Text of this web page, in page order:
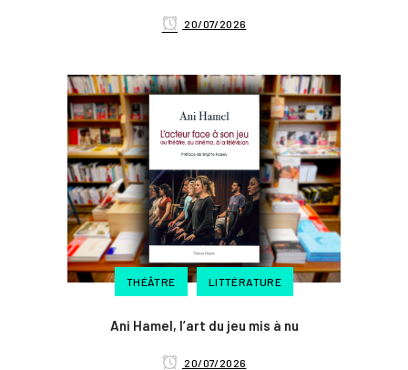
20/07/2026
THÉÂTRE LITTÉRATURE
Ani Hamel, l’art du jeu mis à nu
20/07/2026